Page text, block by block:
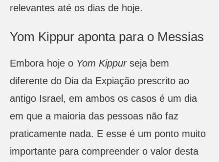
relevantes até os dias de hoje.
Yom Kippur aponta para o Messias
Embora hoje o Yom Kippurseja bem
diferente do Dia da Expiação prescrito ao
antigo Israel, em ambos os casos é um dia
em que a maioria das pessoas não faz
praticamente nada. E esse é um ponto muito
importante para compreender o valor desta